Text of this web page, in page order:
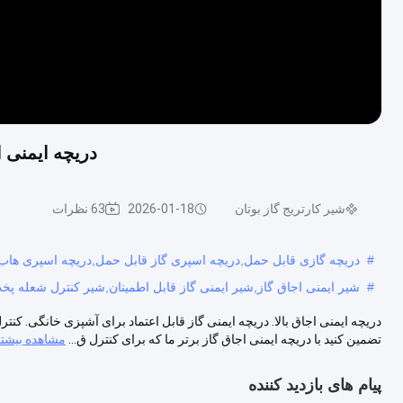
دریچه
شیر کارتریج گاز بوتان 2026-01-18 63 نظرات
# دریچه گازی قابل حمل,دریچه اسپری گاز قابل حمل,دریچه اسپری
# شیر ایمنی اجاق گاز,شیر ایمنی گاز قابل اطمینان,شیر کنترل شعله
دریچه ایمنی اجاق بالا. دریچه ایمنی گاز قابل اعتماد برای آشپزی خانگی.
تضمین کنید با دریچه ایمنی اجاق گاز برتر ما که برای کنترل ق...
مشاهده
پیام های بازدید کننده